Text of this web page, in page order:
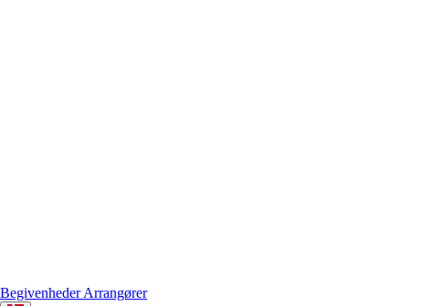
BegivenhederArrangører